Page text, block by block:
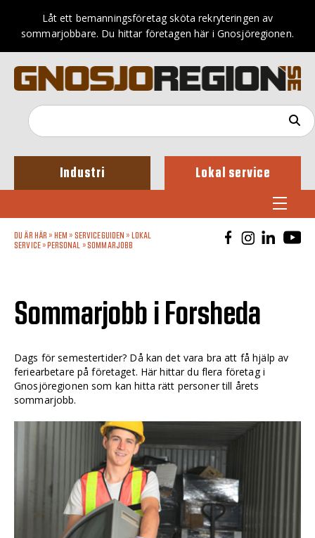
Låt ett bemanningsföretag sköta rekryteringen av
sommarjobbare. Du hittar företagen här i Gnosjöregionen.
Industri Lokal service
DU ÄR HÄR » HEM » SERVICEGUIDEN »
LOKAL
SERVICE» PERSONAL »SOMMARJOBB
Sommarjobb i Forsheda
Dags för semestertider? Då kan det vara bra att få hjälp av
feriearbetare på företaget. Här hittar du flera företag i
Gnosjöregionen som kan hitta rätt personer till årets
sommarjobb.